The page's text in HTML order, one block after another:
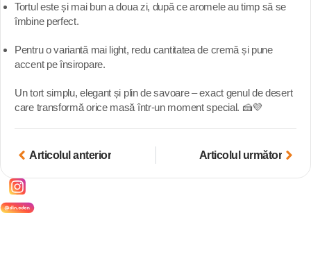
Tortul este și mai bun a doua zi, după ce aromele au timp să se
îmbine perfect.
Pentru o variantă mai light, redu cantitatea de cremă și pune
accent pe însiropare.
Un tort simplu, elegant și plin de savoare – exact genul de desert
care transformă orice masă într-un moment special. 🍰💜
Articolul anterior Articolul următor